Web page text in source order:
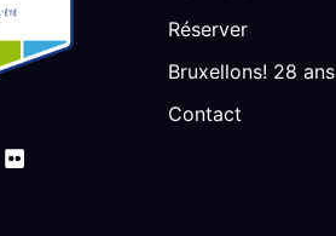
Réserver
Bruxellons! 28 ans
Contact